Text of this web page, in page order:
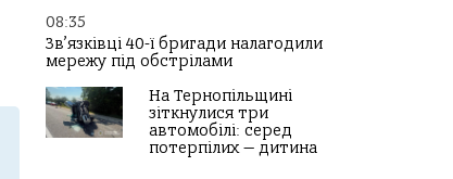
08:35
Зв’язківці 40-ї бригади налагодили
мережу під обстрілами
На Тернопільщині
зіткнулися три
автомобілі: серед
потерпілих — дитина